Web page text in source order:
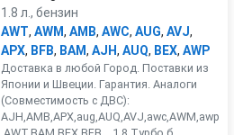
1.8 л., бензин
AWT, AWM, AMB, AWC, AUG, AVJ,
APX, BFB, BAM, AJH, AUQ, BEX, AWP
Доставка в любой Город. Поставки из
Японии и Швеции. Гарантия. Аналоги
(Совместимость с ДВС):
AJH,AMB,APX,aug,AUQ,AVJ,awc,AWM,awp